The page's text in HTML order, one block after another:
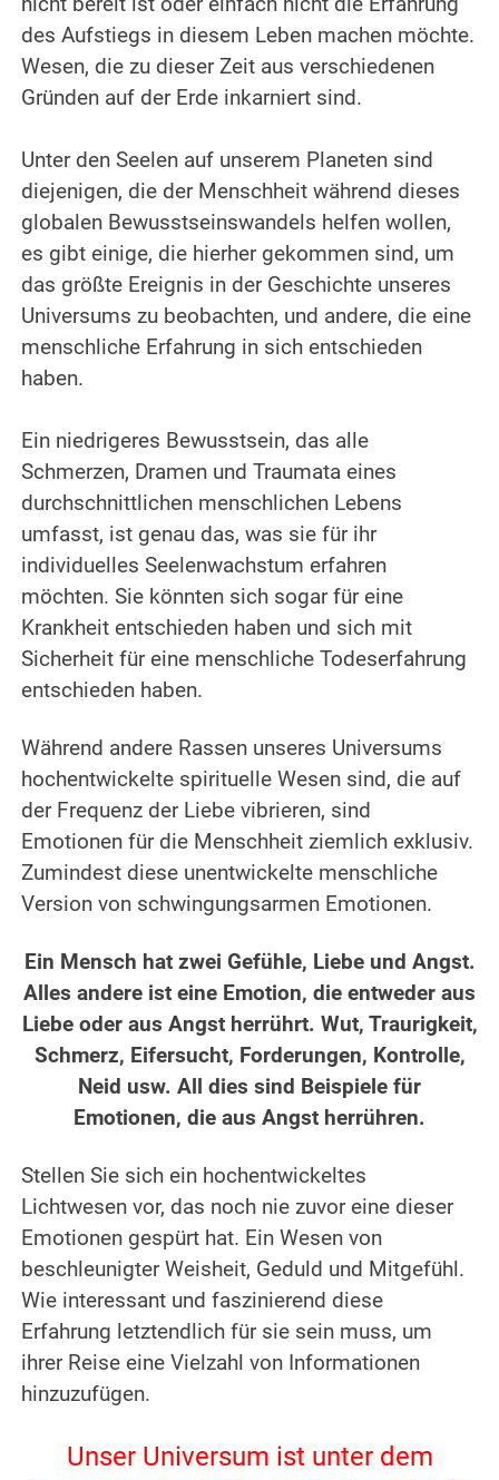
des Aufstiegs in diesem Leben machen möchte.
Wesen, die zu dieser Zeit aus verschiedenen
Gründen auf der Erde inkarniert sind.
Unter den Seelen auf unserem Planeten sind
diejenigen, die der Menschheit während dieses
globalen Bewusstseinswandels helfen wollen,
es gibt einige, die hierher gekommen sind, um
das größte Ereignis in der Geschichte unseres
Universums zu beobachten, und andere, die eine
menschliche Erfahrung in sich entschieden
haben.
Ein niedrigeres Bewusstsein, das alle
Schmerzen, Dramen und Traumata eines
durchschnittlichen menschlichen Lebens
umfasst, ist genau das, was sie für ihr
individuelles Seelenwachstum erfahren
möchten.Sie könnten sich sogar für eine
Krankheit entschieden haben und sich mit
Sicherheit für eine menschliche Todeserfahrung
entschieden haben.
Während andere Rassen unseres Universums
hochentwickelte spirituelle Wesen sind, die auf
der Frequenz der Liebe vibrieren, sind
Emotionen für die Menschheit ziemlich exklusiv.
Zumindest diese unentwickelte menschliche
Version von schwingungsarmen Emotionen.
Ein Mensch hat zwei Gefühle, Liebe und Angst.
Alles andere ist eine Emotion, die entweder aus
Liebe oder aus Angst herrührt. Wut, Traurigkeit,
Schmerz, Eifersucht, Forderungen, Kontrolle,
Neid usw. All dies sind Beispiele für
Emotionen, die aus Angst herrühren.
Stellen Sie sich ein hochentwickeltes
Lichtwesen vor, das noch nie zuvor eine dieser
Emotionen gespürt hat. Ein Wesen von
beschleunigter Weisheit, Geduld und Mitgefühl.
Wie interessant und faszinierend diese
Erfahrung letztendlich für sie sein muss, um
ihrer Reise eine Vielzahl von Informationen
hinzuzufügen.
Unser Universum ist unter dem